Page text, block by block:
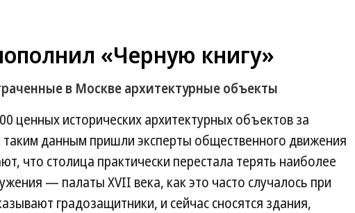
«Черную книгу»
в Москве архитектурные объекты
ценных исторических архитектурных объектов за
данным пришли эксперты общественного движения
что столица практически перестала терять наиболее
— палаты XVII века, как это часто случалось при
градозащитники, и сейчас сносятся здания,